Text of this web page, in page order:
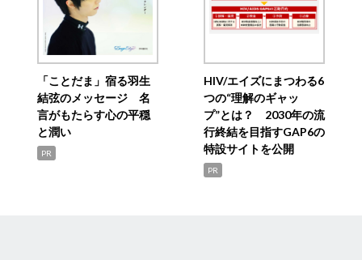
「ことだま」宿る羽生
結弦のメッセージ 名
言がもたらす心の平穏
と潤い
PR
HIV/エイズにまつわる6
つの“理解のギャッ
プ”とは？ 2030年の流
行終結を目指すGAP6の
特設サイトを公開
PR